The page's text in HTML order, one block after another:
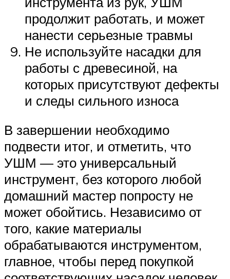
продолжит работать, и может
нанести серьезные травмы
Не используйте насадки для
работы с древесиной, на
которых присутствуют дефекты
и следы сильного износа
В завершении необходимо
подвести итог, и отметить, что
УШМ — это универсальный
инструмент, без которого любой
домашний мастер попросту не
может обойтись. Независимо от
того, какие материалы
обрабатываются инструментом,
главное, чтобы перед покупкой